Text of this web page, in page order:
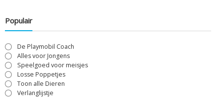
Populair
De Playmobil Coach
Alles voor Jongens
Speelgoed voor meisjes
Losse Poppetjes
Toon alle Dieren
Verlanglijstje